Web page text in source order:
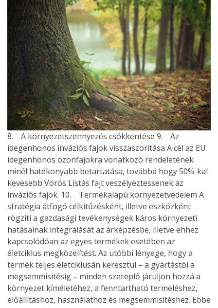
8. A környezetszennyezés csökkentése 9. Az
idegenhonos inváziós fajok visszaszorítása A cél az EU
idegenhonos özönfajokra vonatkozó rendeletének
minél hatékonyabb betartatása, továbbá hogy 50%-kal
kevesebb Vörös Listás fajt veszélyeztessenek az
inváziós fajok. 10. Termékalapú környezetvédelem A
stratégia átfogó célkitűzésként, illetve eszközként
rögzíti a gazdasági tevékenységek káros környezeti
hatásainak integrálását az árképzésbe, illetve ehhez
kapcsolódóan az egyes termékek esetében az
életciklus megközelítést. Az utóbbi lényege, hogy a
termék teljes életciklusán keresztül – a gyártástól a
megsemmisítésig – minden szereplő járuljon hozzá a
környezet kíméletéhez, a fenntartható termeléshez,
előállításhoz, használathoz és megsemmisítéshez. Ebbe